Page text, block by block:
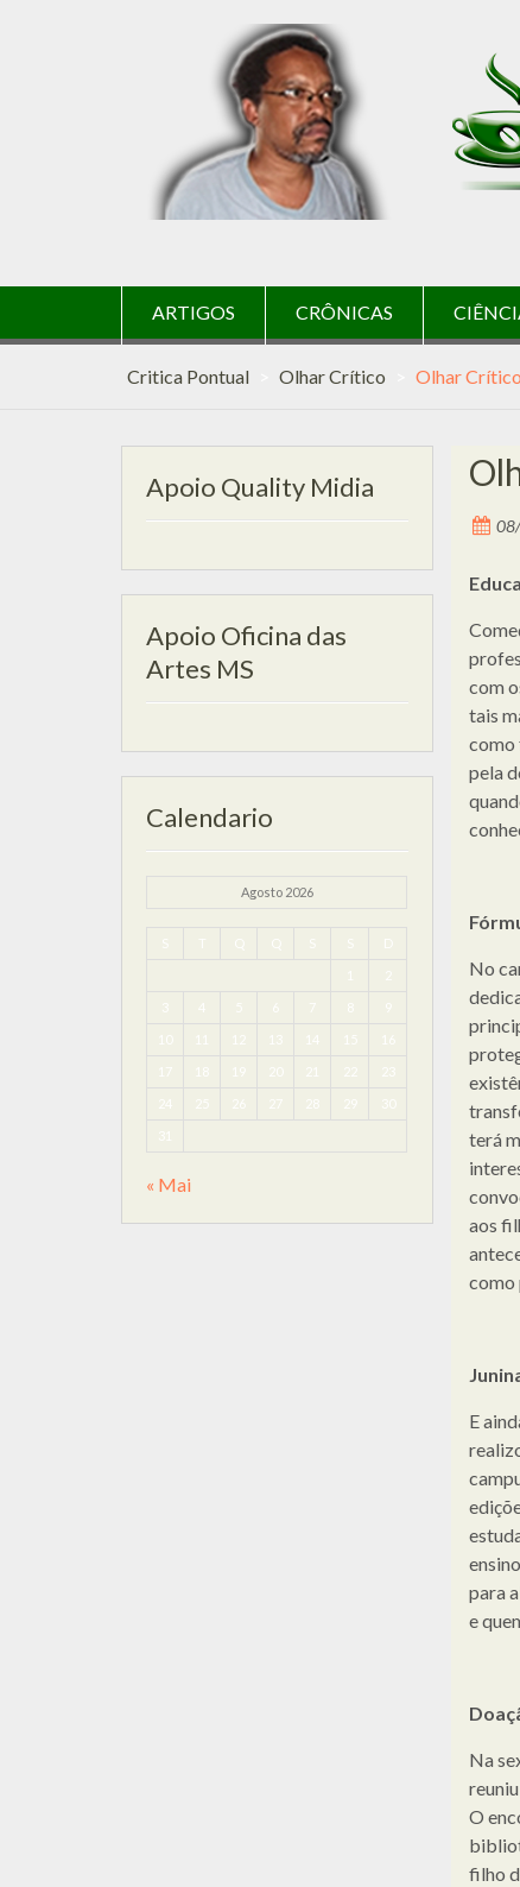
ARTIGOS CRÔNICAS
Critica Pontual Olhar Crítico Olhar Crítico
com
tais
como
pela
No
terá
aos
como
E
para
e
Na
O
filho
Apoio Quality Midia
Apoio Oficina das
Artes MS
Calendario
Agosto 2026
S T Q Q S S D
1
3 4 5 6 7 8 9
10 11 12 13 14 15 16
17 18 19 20 21 23
24 25 26 27 28 29 30
31
« Mai